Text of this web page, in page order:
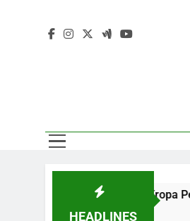
HEADLINES
Dua Klub Eropa Penuh Prestise